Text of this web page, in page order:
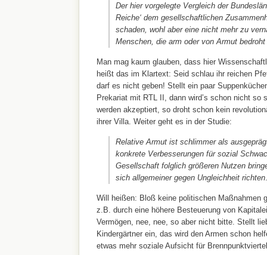
Der hier vorgelegte Vergleich der
Reiche‘ dem gesellschaftlichen
schaden, wohl aber eine nicht mehr zu
Menschen, die arm oder von Armut
Man mag kaum glauben, dass hier
heißt das im Klartext: Seid schlau ihr reichen
darf es nicht geben! Stellt ein paar
Prekariat mit RTL II, dann wird’s schon nicht so
werden akzeptiert, so droht schon kein
ihrer Villa. Weiter geht es in der Studie:
Relative Armut ist schlimmer als
konkrete Verbesserungen für sozial
Gesellschaft folglich größeren Nutzen
sich allgemeiner gegen Ungleichheit richten.
Will heißen: Bloß keine politischen Maßnahmen
z.B. durch eine höhere Besteuerung von
Vermögen, nee, nee, so aber nicht bitte. Stellt
Kindergärtner ein, das wird den Armen schon
etwas mehr soziale Aufsicht für